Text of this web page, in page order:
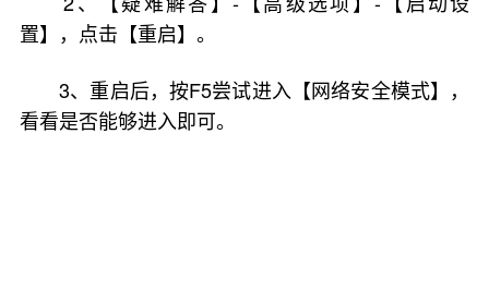
置】，点击【重启】。
3、重启后，按F5尝试进入【网络安全模式】，
看看是否能够进入即可。